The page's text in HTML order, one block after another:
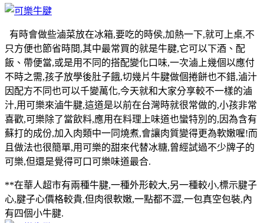
有時會做些滷菜放在冰箱,要吃的時侯,加熱一下,就可上桌,不
只方便也節省時間,其中最常買的就是牛腱,它可以下酒、配
飯、帶便當,或是用不同的搭配變化口味,一次滷上幾個以應付
不時之需,孩子放學後肚子餓,切幾片牛腱做個捲餅也不錯,滷汁
因配方不同也可以千變萬化,今天就和大家分享較不一樣的滷
汁,用可樂來滷牛腱,這道是以前在台灣時就很常做的,小孩非常
喜歡,可樂除了當飲料,應用在料理上味道也蠻特別的,因為含有
蘇打的成份,加入肉類中一同燒煮,會讓肉質變得更為軟嫩喔!而
且做法也很簡單,用可樂的甜來代替冰糖,曾經試過不少牌子的
可樂,但還是覺得可口可樂味道最合.
**在華人超市有兩種牛腱,一種外形較大,另一種較小,標示腱子
心,腱子心價格較貴,但肉很軟嫩,一點都不澀,一包真空包裝,內
有四個小牛腱.